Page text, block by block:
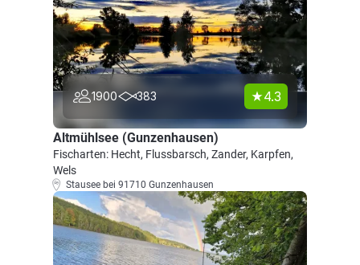
1900 383 4.3
Altmühlsee (Gunzenhausen)
Fischarten: Hecht, Flussbarsch, Zander, Karpfen,
Wels
Stausee bei 91710 Gunzenhausen